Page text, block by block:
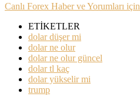
Canlı Forex Haber ve Yorumları
ETİKETLER
dolar düşer mi
dolar ne olur
dolar ne olur güncel
dolar tl kaç
dolar yükselir mi
trump